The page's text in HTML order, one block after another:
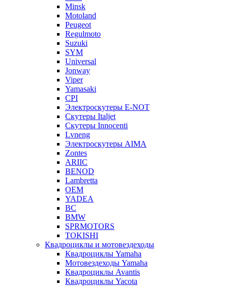
Minsk
Motoland
Peugeot
Regulmoto
Suzuki
SYM
Universal
Jonway
Viper
Yamasaki
CPI
Электроскутеры E-NOT
Скутеры Italjet
Скутеры Innocenti
Lvneng
Электроскутеры AIMA
Zontes
ARIIC
BENOD
Lambretta
OEM
YADEA
BC
BMW
SPRMOTORS
TOKISHI
Квадроциклы и мотовездеходы
Квадроциклы Yamaha
Мотовездеходы Yamaha
Квадроциклы Avantis
Квадроциклы Yacota